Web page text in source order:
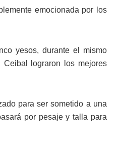
emocionada por los
yesos, durante el mismo
lograron los mejores
para ser sometido a una
por pesaje y talla para